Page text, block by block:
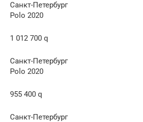
Санкт-Петербург
Polo 2020
1 012 700 q
Санкт-Петербург
Polo 2020
955 400 q
Санкт-Петербург